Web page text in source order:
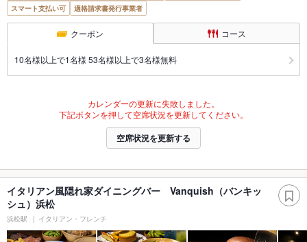
スマート支払い可
適格請求書発行事業者
クーポン コース
10名様以上で1名様 53名様以上で3名様無料
カレンダーの更新に失敗しました。
下記ボタンを押して空席状況を更新してください。
空席状況を更新する
イタリアン風隠れ家ダイニングバー Vanquish（バンキッ
シュ）浜松
浜松駅 イタリアン・フレンチ